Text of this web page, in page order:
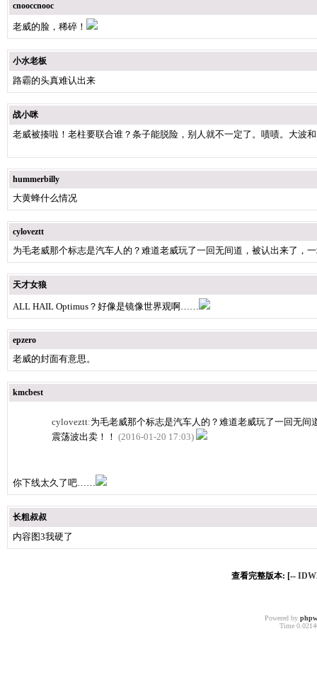
cnooccnooc
老威的脸，稀碎！
小水老板
路霸的头真难认出来
战小咪
老威被揍啦！老柱要联合谁？条子能脱险，别人就不一定了。啧啧。大波
hummerbilly
大黄蜂什么情况
cyloveztt
为毛老威那个标志是汽车人的？难道老威玩了一回无间道，被认出来了，
天才女狼
ALL HAIL Optimus？好像是镜像世界观啊……
epzero
老威的封面有意思。
kmcbest
cyloveztt:为毛老威那个标志是汽车人的？难道老威玩了一回无
震荡波出卖！！ (2016-01-20 17:03)
你下线太久了吧……
长粗叔叔
内容图3我硬了
查看完整版本: [--
Powered by
Time